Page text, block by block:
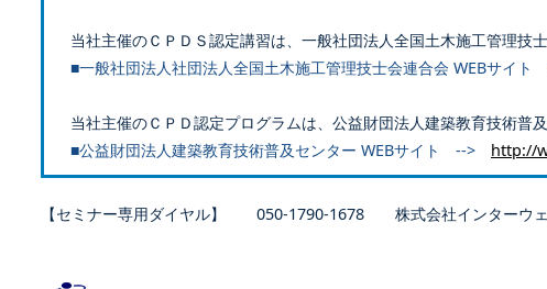
当社主催のＣＰＤＳ認定講習は、一般社団法人全国土木施工管理技
■一般社団法人社団法人全国土木施工管理技士会連合会 WEBサイ
当社主催のＣＰＤ認定プログラムは、公益財団法人建築教育技術普
■公益財団法人建築教育技術普及センター WEBサイト --> http://
【セミナー専用ダイヤル】 050-1790-1678 株式会社インターウ